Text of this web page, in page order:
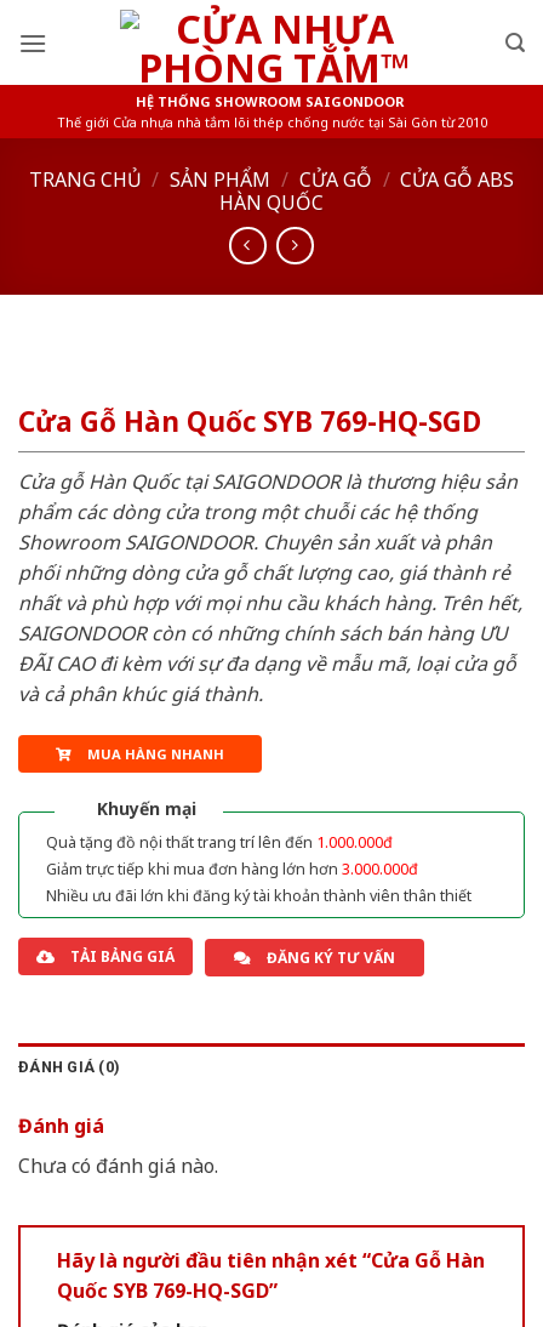
HỆ THỐNG SHOWROOM SAIGONDOOR
Thế giới Cửa nhựa nhà tắm lõi thép chống nước tại Sài Gòn từ 2010
TRANG CHỦ / SẢN PHẨM / CỬA GỖ / CỬA GỖ ABS
HÀN QUỐC
Cửa Gỗ Hàn Quốc SYB 769-HQ-SGD
Cửa gỗ Hàn Quốc tại SAIGONDOOR là thương hiệu sản
phẩm các dòng cửa trong một chuỗi các hệ thống
Showroom SAIGONDOOR. Chuyên sản xuất và phân
phối những dòng cửa gỗ chất lượng cao, giá thành rẻ
nhất và phù hợp với mọi nhu cầu khách hàng. Trên hết,
SAIGONDOOR còn có những chính sách bán hàng ƯU
ĐÃI CAO đi kèm với sự đa dạng về mẫu mã, loại cửa gỗ
và cả phân khúc giá thành.
MUA HÀNG NHANH
Khuyến mại
Quà tặng đồ nội thất trang trí lên đến 1.000.000đ
Giảm trực tiếp khi mua đơn hàng lớn hơn 3.000.000đ
Nhiều ưu đãi lớn khi đăng ký tài khoản thành viên thân thiết
TẢI BẢNG GIÁ ĐĂNG KÝ TƯ VẤN
ĐÁNH GIÁ (0)
Đánh giá
Chưa có đánh giá nào.
Hãy là người đầu tiên nhận xét “Cửa Gỗ Hàn
Quốc SYB 769-HQ-SGD”